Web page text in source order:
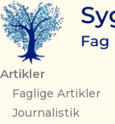
Gå
til
indholdet
Artikler
Faglige Artikler
Journalistik